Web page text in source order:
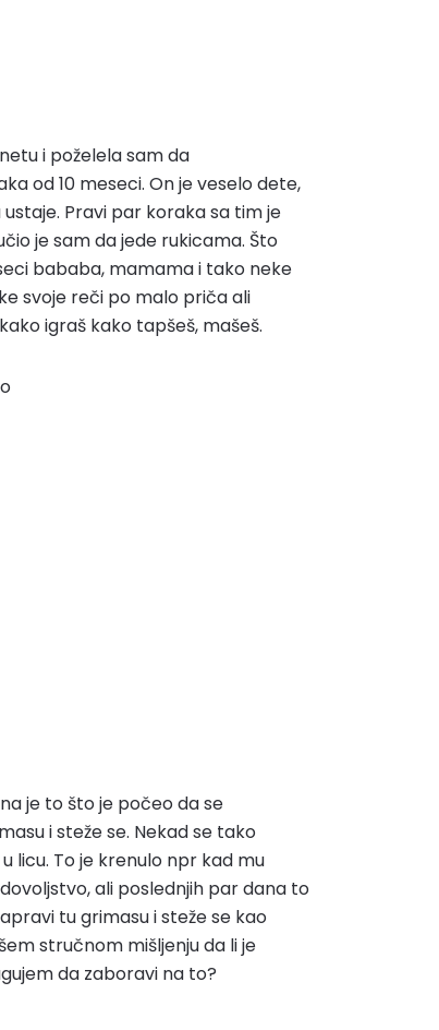
i poželela sam da
od 10 meseci. On je veselo dete,
Pravi par koraka sa tim je
je sam da jede rukicama. Što
bababa, mamama i tako neke
svoje reči po malo priča ali
igraš kako tapšeš, mašeš.
je to što je počeo da se
i steže se. Nekad se tako
licu. To je krenulo npr kad mu
ali poslednjih par dana to
tu grimasu i steže se kao
stručnom mišljenju da li je
da zaboravi na to?